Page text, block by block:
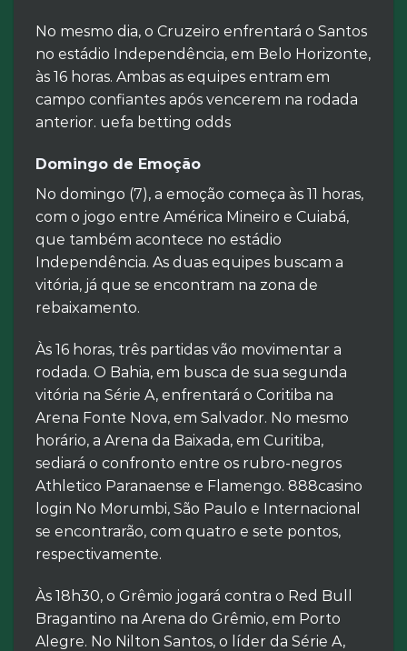
No mesmo dia, o Cruzeiro enfrentará o Santos
no estádio Independência, em Belo Horizonte,
às 16 horas. Ambas as equipes entram em
campo confiantes após vencerem na rodada
anterior. uefa betting odds
Domingo de Emoção
No domingo (7), a emoção começa às 11 horas,
com o jogo entre América Mineiro e Cuiabá,
que também acontece no estádio
Independência. As duas equipes buscam a
vitória, já que se encontram na zona de
rebaixamento.
Às 16 horas, três partidas vão movimentar a
rodada. O Bahia, em busca de sua segunda
vitória na Série A, enfrentará o Coritiba na
Arena Fonte Nova, em Salvador. No mesmo
horário, a Arena da Baixada, em Curitiba,
sediará o confronto entre os rubro-negros
Athletico Paranaense e Flamengo. 888casino
login No Morumbi, São Paulo e Internacional
se encontrarão, com quatro e sete pontos,
respectivamente.
Às 18h30, o Grêmio jogará contra o Red Bull
Bragantino na Arena do Grêmio, em Porto
Alegre. No Nilton Santos, o líder da Série A,